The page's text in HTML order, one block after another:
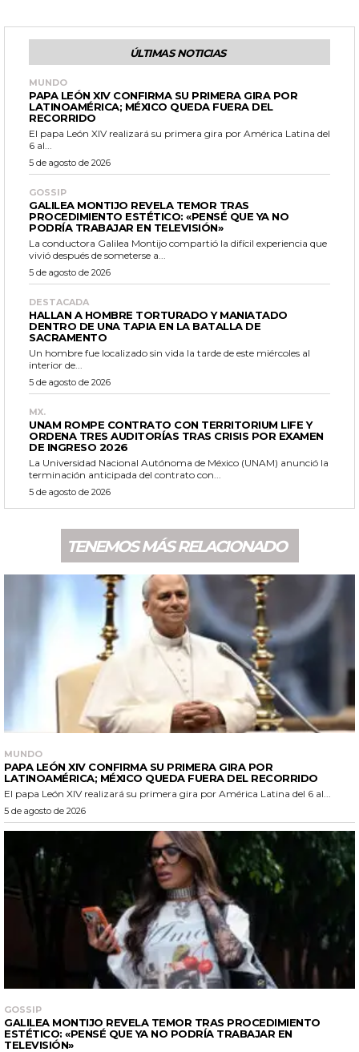
ÚLTIMAS NOTICIAS
MUNDO
PAPA LEÓN XIV CONFIRMA SU PRIMERA GIRA POR
LATINOAMÉRICA; MÉXICO QUEDA FUERA DEL
RECORRIDO
El papa León XIV realizará su primera gira por América Latina del
6 al...
5 de agosto de 2026
GOSSIP
GALILEA MONTIJO REVELA TEMOR TRAS
PROCEDIMIENTO ESTÉTICO: «PENSÉ QUE YA NO
PODRÍA TRABAJAR EN TELEVISIÓN»
La conductora Galilea Montijo compartió la difícil experiencia que
vivió después de someterse a...
5 de agosto de 2026
DESTACADA
HALLAN A HOMBRE TORTURADO Y MANIATADO
DENTRO DE UNA TAPIA EN LA BATALLA DE
SACRAMENTO
Un hombre fue localizado sin vida la tarde de este miércoles al
interior de...
5 de agosto de 2026
MX.
UNAM ROMPE CONTRATO CON TERRITORIUM LIFE Y
ORDENA TRES AUDITORÍAS TRAS CRISIS POR EXAMEN
DE INGRESO 2026
La Universidad Nacional Autónoma de México (UNAM) anunció la
terminación anticipada del contrato con...
5 de agosto de 2026
TENEMOS MÁS RELACIONADO
MUNDO
PAPA LEÓN XIV CONFIRMA SU PRIMERA GIRA POR
LATINOAMÉRICA; MÉXICO QUEDA FUERA DEL RECORRIDO
El papa León XIV realizará su primera gira por América Latina del 6 al...
5 de agosto de 2026
GOSSIP
GALILEA MONTIJO REVELA TEMOR TRAS PROCEDIMIENTO
ESTÉTICO: «PENSÉ QUE YA NO PODRÍA TRABAJAR EN
TELEVISIÓN»